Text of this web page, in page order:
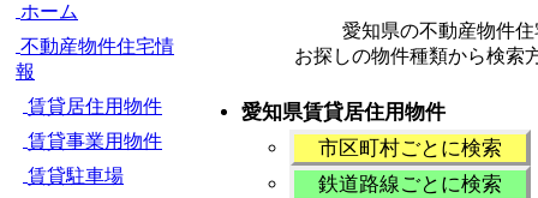
ホーム
不動産物件住宅情
報
賃貸居住用物件
賃貸事業用物件
賃貸駐車場
愛知県の不動産物件
お探しの物件種類から検索
愛知県賃貸居住用物件
市区町村ごとに検索
鉄道路線ごとに検索